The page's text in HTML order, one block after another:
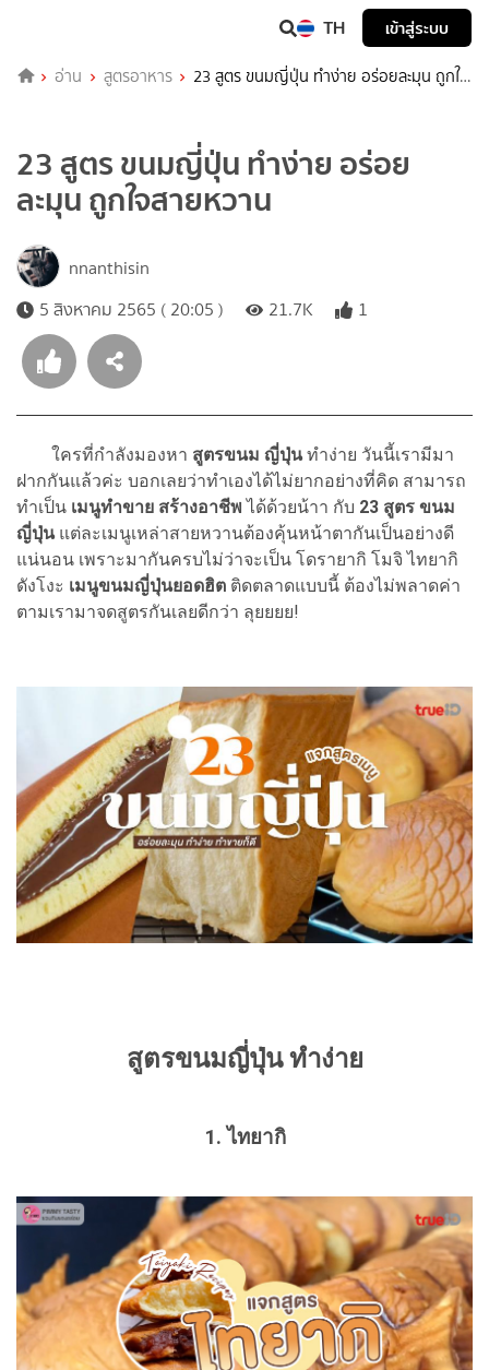
TH เข้าสู่ระบบ
อ่าน สูตรอาหาร
23 สูตร ขนมญี่ปุ่น ทำง่าย อร่อยละมุน ถูกใจ
23 สูตร ขนมญี่ปุ่น ทำง่าย อร่อย
ละมุน ถูกใจสายหวาน
nnanthisin
5 สิงหาคม 2565 ( 20:05 )
21.7K 1
ใครที่กำลังมองหา สูตรขนม ญี่ปุ่นทำง่าย วันนี้เรามีมา
ฝากกันแล้วค่ะ บอกเลยว่าทำเองได้ไม่ยากอย่างที่คิด สามารถ
ทำเป็น เมนูทำขาย สร้างอาชีพ ได้ด้วยน้าา กับ 23 สูตร ขนม
ญี่ปุ่นแต่ละเมนูเหล่าสายหวานต้องคุ้นหน้าตากันเป็นอย่างดี
แน่นอน เพราะมากันครบไม่ว่าจะเป็น โดรายากิ โมจิ ไทยากิ
ดังโงะ เมนูขนมญี่ปุ่นยอดฮิต ติดตลาดแบบนี้ ต้องไม่พลาดค่า
ตามเรามาจดสูตรกันเลยดีกว่า ลุยยยย!
สูตรขนมญี่ปุ่น ทำง่าย
1. ไทยากิ